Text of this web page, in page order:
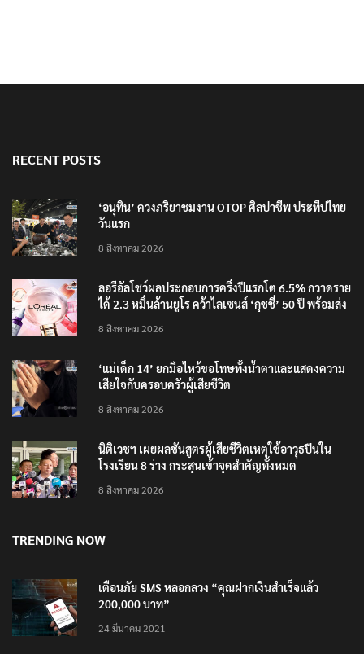
‘อนุทิน’ ควงภริยาชมงาน OTOP ศิลปาชีพ ประทีปไทย
8 สิงหาคม 2026
ลอรีอัลโชว์ผลประกอบการครึ่งปีแรกโต 6.5% กวาดราย
8 สิงหาคม 2026
‘แม่เด็ก 14’ ยกมือไหว้ขอโทษทั้งน้ำตาและแสดงความ
8 สิงหาคม 2026
นิติเวชฯ เผยผลชันสูตรผู้เสียชีวิตเหตุใช้อาวุธปืนใน
เตือนภัย SMS หลอกลวง “คุณฝากเงินสำเร็จแล้ว